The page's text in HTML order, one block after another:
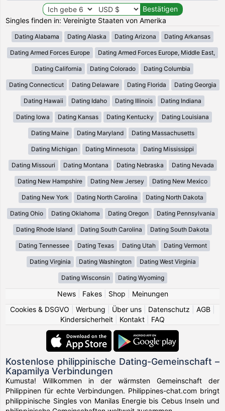
Singles finden in: Vereinigte Staaten von Amerika
Dating Alabama Dating Alaska Dating Arizona Dating Arkansas
Dating Armed Forces Europe Dating Armed Forces Europe, Middle East,
Dating California Dating Colorado Dating Columbia
Dating Connecticut Dating Delaware Dating Florida Dating Georgia
Dating Hawaii Dating Idaho Dating Illinois Dating Indiana
Dating Iowa Dating Kansas Dating Kentucky Dating Louisiana
Dating Maine Dating Maryland Dating Massachusetts
Dating Michigan Dating Minnesota Dating Mississippi
Dating Missouri Dating Montana Dating Nebraska Dating Nevada
Dating New Hampshire Dating New Jersey Dating New Mexico
Dating New York Dating North Carolina Dating North Dakota
Dating Ohio Dating Oklahoma Dating Oregon Dating Pennsylvania
Dating Rhode Island Dating South Carolina Dating South Dakota
Dating Tennessee Dating Texas Dating Utah Dating Vermont
Dating Virginia Dating Washington Dating West Virginia
Dating Wisconsin Dating Wyoming
News| Fakes| Shop
Meinungen
Cookies & DSGVO
Werbung Über uns Datenschutz AGB
Kindersicherheit
Kontakt FAQ
Kostenlose philippinische Dating-Gemeinschaft –
Kapamilya Verbindungen
Kumusta! Willkommen in der wärmsten Gemeinschaft der
Philippinen für echte Verbindungen. Philippines-chat.com bringt
philippinische Singles von Manilas Energie bis Cebus Inseln und